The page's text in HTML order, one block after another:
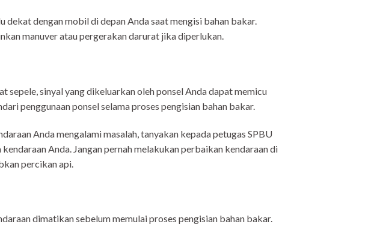
dekat dengan mobil di depan Anda saat mengisi bahan bakar.
manuver atau pergerakan darurat jika diperlukan.
sepele, sinyal yang dikeluarkan oleh ponsel Anda dapat memicu
penggunaan ponsel selama proses pengisian bahan bakar.
Anda mengalami masalah, tanyakan kepada petugas SPBU
Anda. Jangan pernah melakukan perbaikan kendaraan di
percikan api.
dimatikan sebelum memulai proses pengisian bahan bakar.